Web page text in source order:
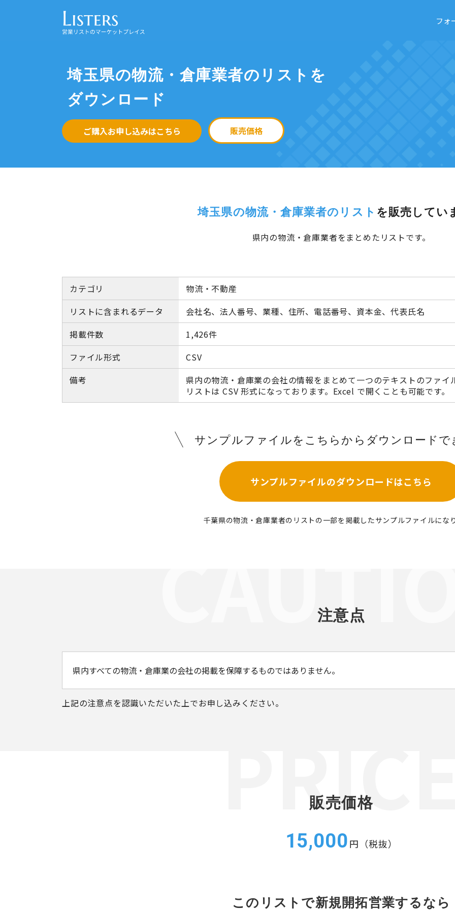
フォ
埼玉県の物流・倉庫業者のリストを
ダウンロード
ご購入お申し込みはこちら 販売価格
埼玉県の物流・倉庫業者のリスト を販売してい
県内の物流・倉庫業者をまとめたリストです。
カテゴリ
物流・不動産
リストに含まれるデータ
会社名、法人番号、業種、住所、電話番号、資本金、代表氏名
掲載件数
1,426件
ファイル形式
CSV
備考
県内の物流・倉庫業の会社の情報をまとめて一つのテキストのファイ
リストは CSV 形式になっております。Excel で開くことも可能です。
サンプルファイルをこちらから ダウンロードで
サンプルファイルのダウンロードはこちら
千葉県の物流・倉庫業者のリストの一部を掲載したサンプルファイルにな
注意点
県内すべての物流・倉庫業の会社の掲載を保障するものではありません。
上記の注意点を認識いただいた上でお申し込みください。
販売価格
15,000円（税抜）
このリストで新規開拓営業するなら